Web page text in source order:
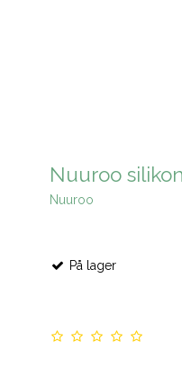
Nuuroo
Nuuroo
På lager